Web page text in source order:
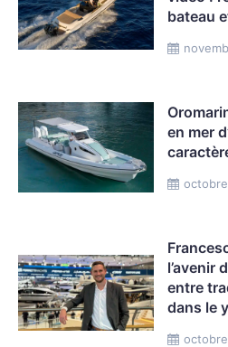
bateau
en mer
l’avenir
entre
dans le